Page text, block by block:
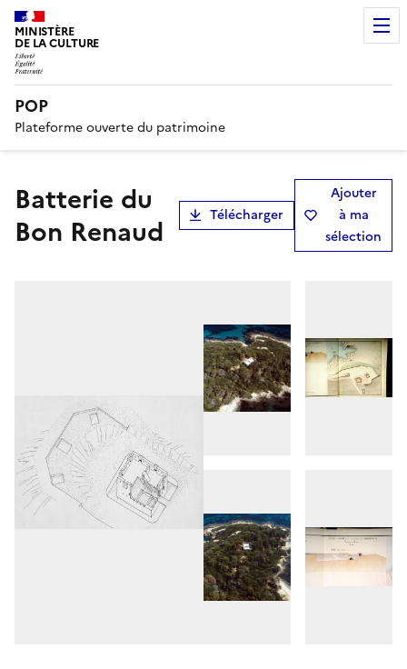
MINISTÈRE
DE LA CULTURE
POP
Plateforme ouverte du patrimoine
batterie du
Bon Renaud
Télécharger
Ajouter
à ma
sélection